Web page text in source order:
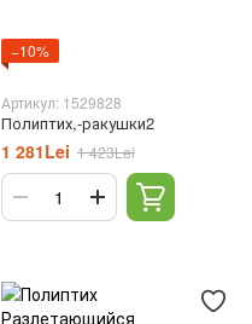
−10%
Артикул: 1529828
Полиптих,-ракушки2
1 281Lei 1 423Lei